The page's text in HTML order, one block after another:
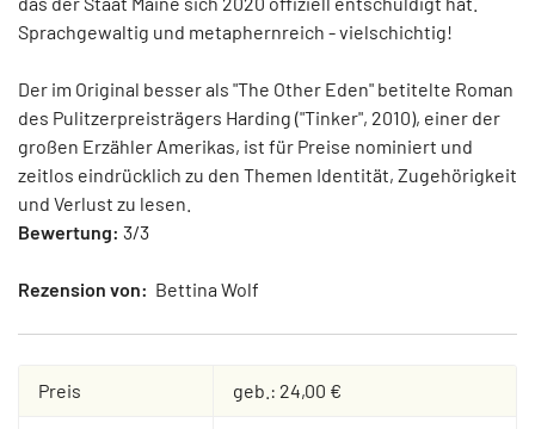
Sprachgewaltig und metaphernreich - vielschichtig!
Der im Original besser als "The Other Eden" betitelte Roman
des Pulitzerpreisträgers Harding ("Tinker", 2010), einer der
großen Erzähler Amerikas, ist für Preise nominiert und
zeitlos eindrücklich zu den Themen Identität, Zugehörigkeit
und Verlust zu lesen.
Bewertung: 3/3
Rezension von: Bettina Wolf
Preis geb.: 24,00 €